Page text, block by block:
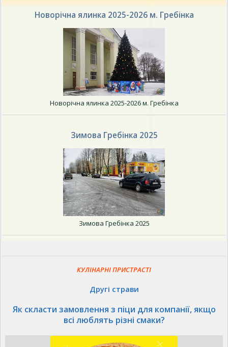
Новорічна ялинка 2025-2026 м. Гребінка
Новорічна ялинка 2025-2026 м. Гребінка
Зимова Гребінка 2025
Зимова Гребінка 2025
КУЛІНАРНІ ПРИСТРАСТІ
Другі страви
Як скласти замовлення з піци для компанії, якщо
всі люблять різні смаки?